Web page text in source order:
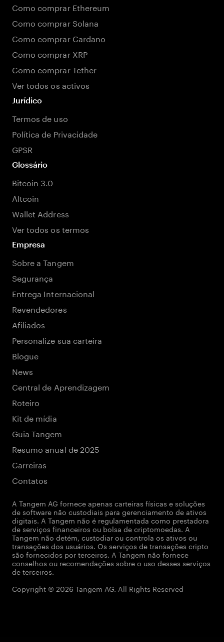
Como comprar Ethereum
Como comprar Solana
Como comprar Cardano
Como comprar XRP
Como comprar Tether
Ver todos os activos
Jurídico
Termos de uso
Política de Privacidade
GPSR
Glossário
Bitcoin 3.0
Altcoin
Wallet Address
Ver todos os termos
Empresa
Sobre a Tangem
Segurança
Entrega Internacional
Revendedores
Afiliados
Personalize sua carteira
Blogue
News
Central de Aprendizagem
Roteiro
Kit de mídia
Guia Tangem
Resumo anual de 2025
Carreiras
Contatos
A Tangem AG fornece apenas carteiras físicas e soluções
de software não custodiais para gerenciamento de ativos
digitais. A Tangem não é regulamentada como prestadora
de serviços financeiros ou bolsa de criptomoedas. A
Tangem não detém, custodiar ou controla os ativos ou
transações dos usuários. Os serviços de transações cripto
são fornecidos por terceiros. A Tangem não fornece
conselhos ou recomendações sobre o uso desses serviços
de terceiros.